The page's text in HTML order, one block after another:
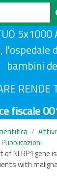
5x1000
bambini
RENDE
fiscale
Pubblicazioni
of NLRP1
with